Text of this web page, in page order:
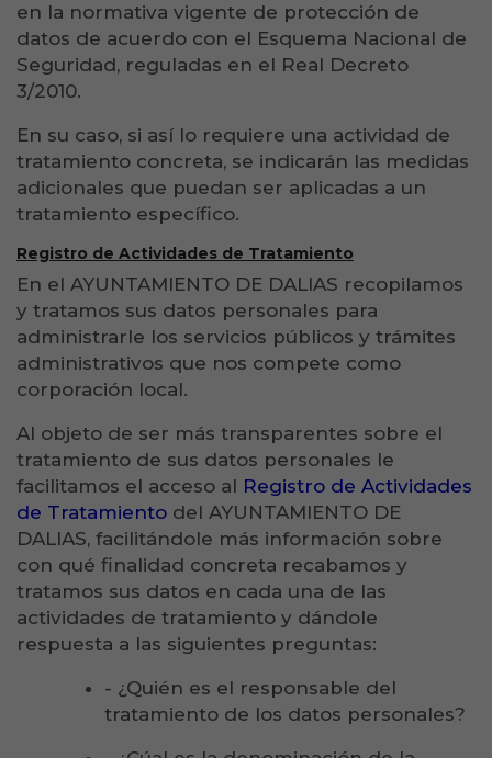
en la normativa vigente de protección de
datos de acuerdo con el Esquema Nacional de
Seguridad, reguladas en el Real Decreto
3/2010.
En su caso, si así lo requiere una actividad de
tratamiento concreta, se indicarán las medidas
adicionales que puedan ser aplicadas a un
tratamiento específico.
Registro de Actividades de Tratamiento
En el AYUNTAMIENTO DE DALIAS recopilamos
y tratamos sus datos personales para
administrarle los servicios públicos y trámites
administrativos que nos compete como
corporación local.
Al objeto de ser más transparentes sobre el
tratamiento de sus datos personales le
facilitamos el acceso al Registro de Actividades
de Tratamiento del AYUNTAMIENTO DE
DALIAS, facilitándole más información sobre
con qué finalidad concreta recabamos y
tratamos sus datos en cada una de las
actividades de tratamiento y dándole
respuesta a las siguientes preguntas:
- ¿Quién es el responsable del
tratamiento de los datos personales?